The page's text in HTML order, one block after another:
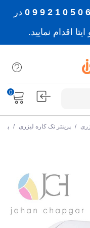
در
اقدام نمایید.
0
/ پرینتر تک کاره لیزری /